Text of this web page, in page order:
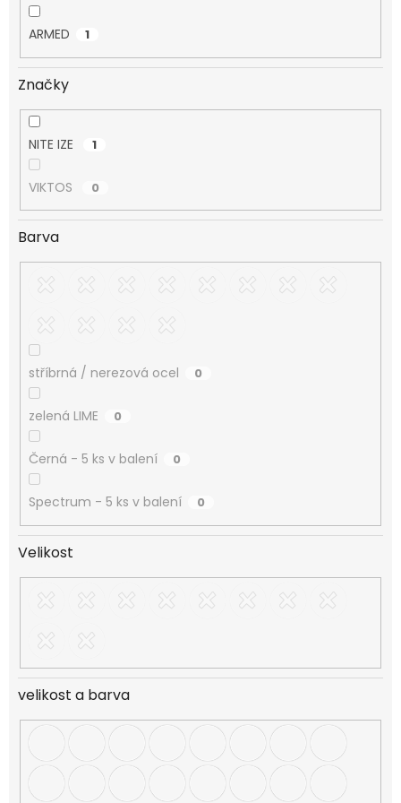
ARMED 1
Značky
NITE IZE 1
VIKTOS 0
Barva
stříbrná / nerezová ocel 0
zelená LIME 0
Černá - 5 ks v balení 0
Spectrum - 5 ks v balení 0
Velikost
velikost a barva